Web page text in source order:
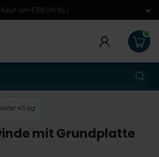
Shopping Garantie
45 kg
mit Grundplatte